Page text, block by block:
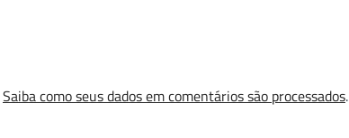
Saiba como seus dados em comentários são processados.